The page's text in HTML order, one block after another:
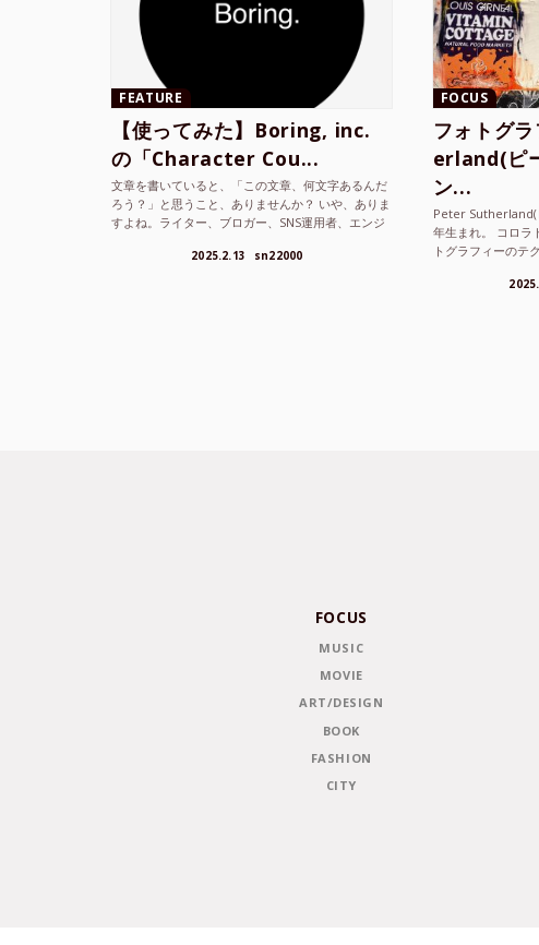
FEATURE
【使ってみた】Boring, inc.
の「Character Cou...
文章を書いていると、「この文章、何文字あるんだ
ろう？」と思うこと、ありませんか？ いや、ありま
すよね。ライター、ブロガー、SNS運用者、エンジ
2025.2.13 sn22000
FOCUS
フォトグ
erland(ピ
ン...
Peter Sutherland(
年生まれ。 コロラ
トグラフィーのテ
FOCUS
MUSIC
MOVIE
ART/DESIGN
BOOK
FASHION
CITY